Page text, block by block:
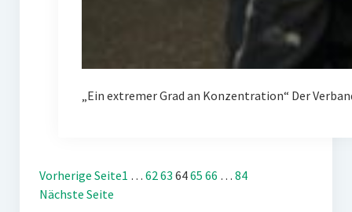
„Ein extremer Grad an Konzentration“ Der
Vorherige Seite1 … 6263 6465 66 … 84
Nächste Seite